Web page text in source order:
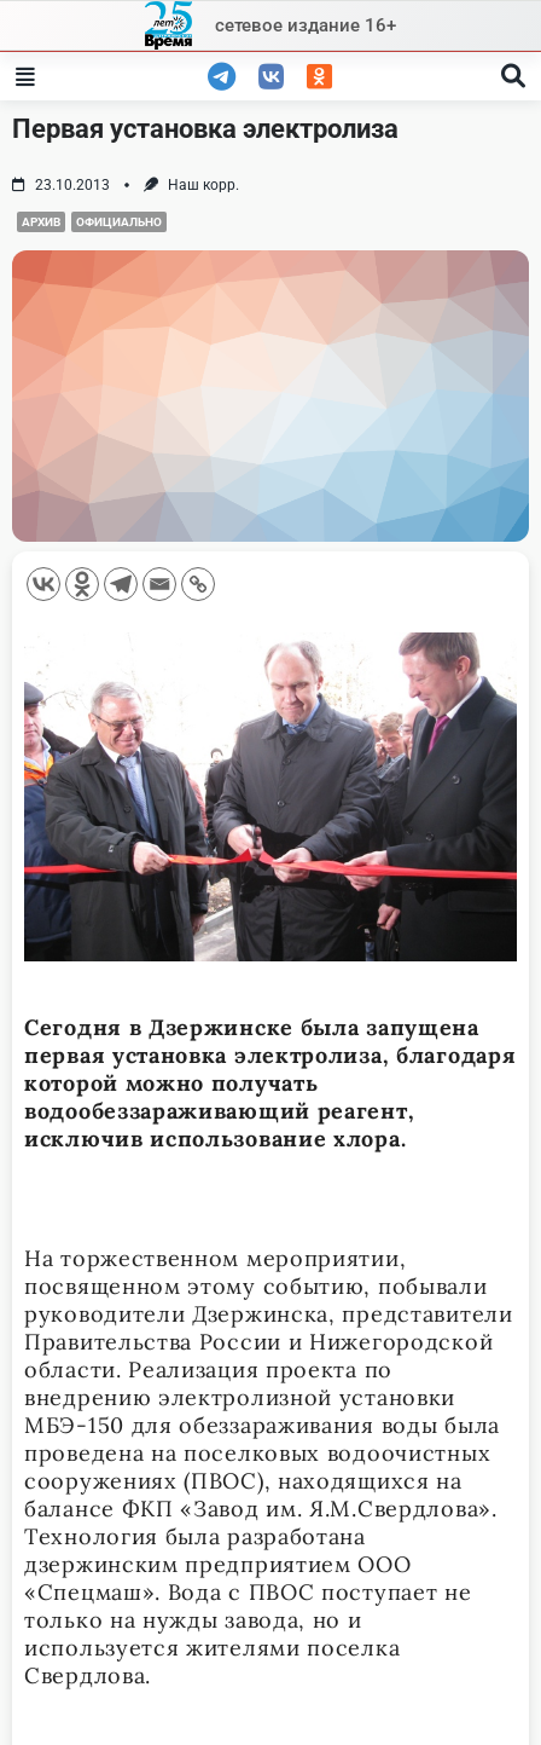
content
сетевое издание 16+
Первая установка электролиза
23.10.2013 Наш корр.
АРХИВ ОФИЦИАЛЬНО
Сегодня в Дзержинске была запущена
первая установка электролиза, благодаря
которой можно получать
водообеззараживающий реагент,
исключив использование хлора.
На торжественном мероприятии,
посвященном этому событию, побывали
руководители Дзержинска, представители
Правительства России и Нижегородской
области. Реализация проекта по
внедрению электролизной установки
МБЭ-150 для обеззараживания воды была
проведена на поселковых водоочистных
сооружениях (ПВОС), находящихся на
балансе ФКП «Завод им. Я.М.Свердлова».
Технология была разработана
дзержинским предприятием ООО
«Спецмаш». Вода с ПВОС поступает не
только на нужды завода, но и
используется жителями поселка
Свердлова.